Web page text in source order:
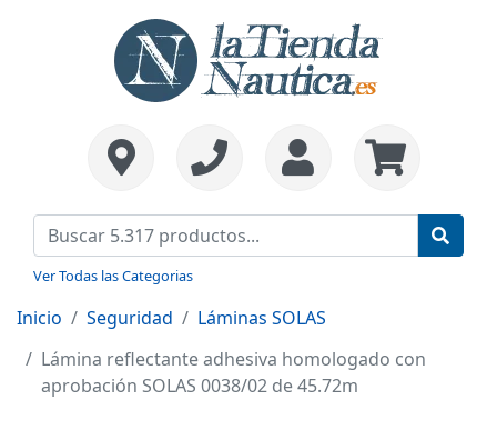
Ver Todas las Categorias
Inicio Seguridad
Láminas SOLAS
Lámina reflectante adhesiva homologado con
aprobación SOLAS 0038/02 de 45.72m